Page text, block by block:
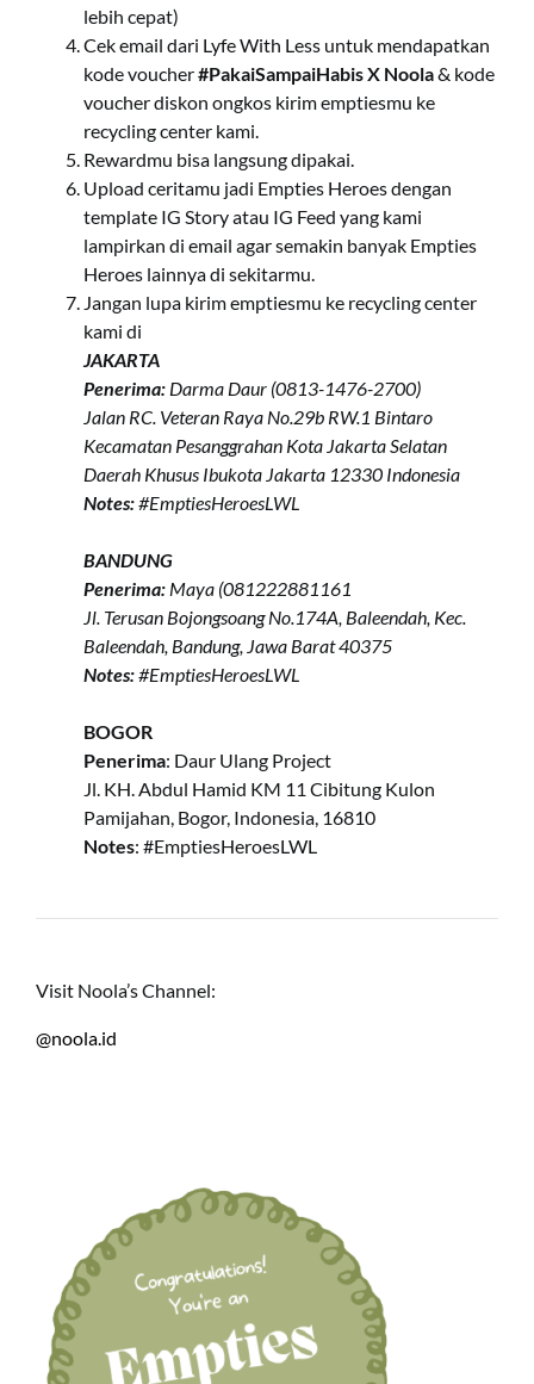
lebih cepat)
Cek email dari Lyfe With Less untuk mendapatkan
kode voucher#PakaiSampaiHabis X Noola& kode
voucher diskon ongkos kirim emptiesmu ke
recycling center kami.
Rewardmu bisa langsung dipakai.
Upload ceritamu jadi Empties Heroes dengan
template IG Story atau IG Feed yang kami
lampirkan di email agar semakin banyak Empties
Heroes lainnya di sekitarmu.
Jangan lupa kirim emptiesmu ke recycling center
kami di
JAKARTA
Penerima: Darma Daur (0813-1476-2700)
Jalan RC. Veteran Raya No.29b RW.1 Bintaro
Kecamatan Pesanggrahan Kota Jakarta Selatan
Daerah Khusus Ibukota Jakarta 12330 Indonesia
Notes:#EmptiesHeroesLWL
BANDUNG
Penerima: Maya (081222881161
Jl. Terusan Bojongsoang No.174A, Baleendah, Kec.
Baleendah, Bandung, Jawa Barat 40375
Notes:#EmptiesHeroesLWL
BOGOR
Penerima: Daur Ulang Project
Jl. KH. Abdul Hamid KM 11 Cibitung Kulon
Pamijahan, Bogor, Indonesia, 16810
Notes: #EmptiesHeroesLWL
Visit Noola’s Channel:
@noola.id